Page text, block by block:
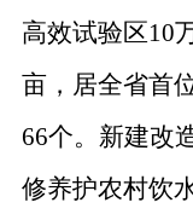
高效试验区10
亩，居全省首
66个。新建改
修养护农村饮